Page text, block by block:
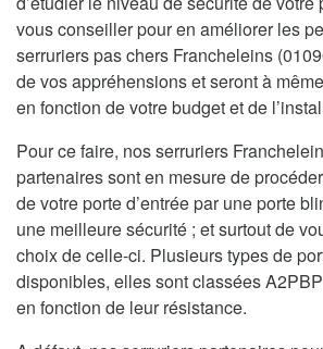
vous conseiller pour en améliorer les
serruriers pas chers Francheleins
de vos appréhensions et seront à
en fonction de votre budget et de
Pour ce faire, nos serruriers
partenaires sont en mesure de
de votre porte d’entrée par une porte
une meilleure sécurité ; et surtout de
choix de celle-ci. Plusieurs types de
disponibles, elles sont classées
en fonction de leur résistance.